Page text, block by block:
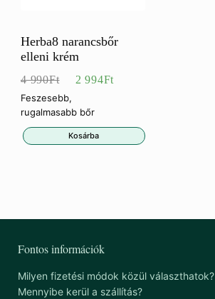
Herba8 narancsbőr
elleni krém
4 990Ft
Eredeti
ár:
4
990Ft.
2 994Ft
2
994Ft.
Feszesebb,
rugalmasabb bőr
Kosárba
Fontos információk
Milyen fizetési módok közül választhatok?
Mennyibe kerül a szállítás?